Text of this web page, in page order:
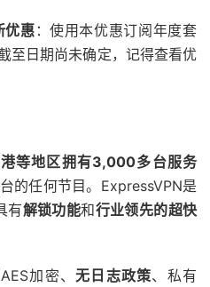
优惠 ：使用本优惠订阅年度套
至日期尚未确定，记得查看优
等地区拥有3,000多台服务
的任何节目。ExpressVPN是
有解锁功能和行业领先的超快
加密、无日志政策、私有